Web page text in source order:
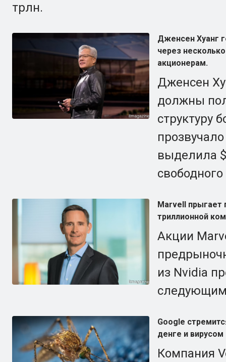
трлн.
Дженсен Хуанг
через
акционерам.
Дженсен
должны
структуру
выделила
Marvell прыгает
триллионной
Акции
из Nvidia
Google
денге и вирусом
Компания